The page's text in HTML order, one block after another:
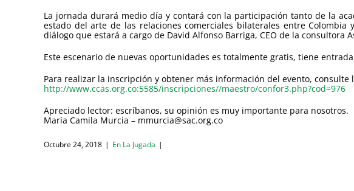
La jornada durará medio día y contará con la participación tanto de la
estado del arte de las relaciones comerciales bilaterales entre
diálogo que estará a cargo de David Alfonso Barriga, CEO de la consultora
Este escenario de nuevas oportunidades es totalmente gratis, tiene
Para realizar la inscripción y obtener más información del evento, consulte
http://www.ccas.org.co:5585/inscripciones//maestro/confor3.php?cod=976
Apreciado lector: escríbanos, su opinión es muy importante para nosotros.
María Camila Murcia – mmurcia@sac.org.co
Octubre 24, 2018 | En La Jugada |